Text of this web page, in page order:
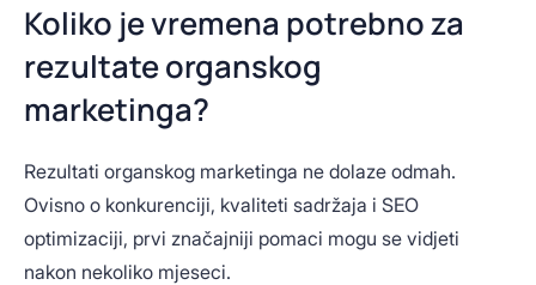
Koliko je vremena potrebno za
rezultate organskog
marketinga?
Rezultati organskog marketinga ne dolaze odmah.
Ovisno o konkurenciji, kvaliteti sadržaja i SEO
optimizaciji, prvi značajniji pomaci mogu se vidjeti
nakon nekoliko mjeseci.